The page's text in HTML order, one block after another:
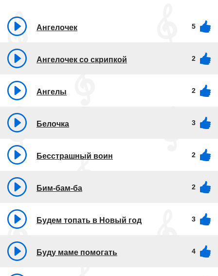
Ангелочек 5
Ангелочек со скрипкой 2
Ангелы 2
Белочка 3
Бесстрашный воин 2
Бим-бам-ба 2
Будем топать в Новый год 3
Буду маме помогать 4